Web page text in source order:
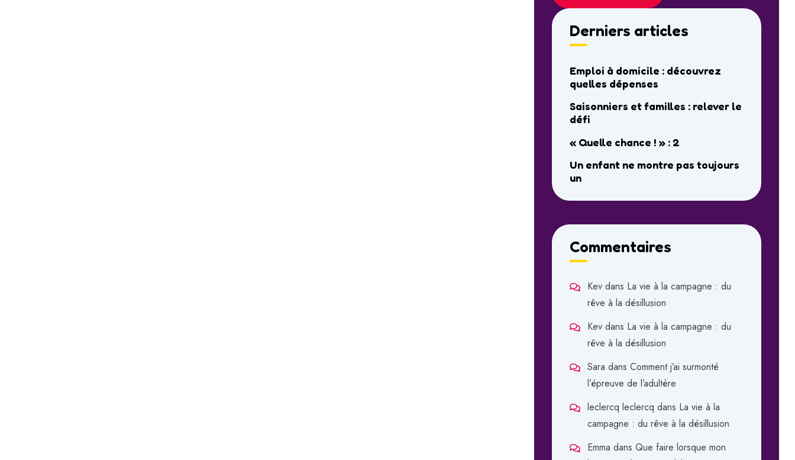
Derniers articles
Emploi à domicile : découvrez
quelles dépenses
Saisonniers et familles : relever le
défi
« Quelle chance ! » : 2
Un enfant ne montre pas toujours
un
Commentaires
Kev dans La vie à la campagne : du
rêve à la désillusion
Kev dans La vie à la campagne : du
rêve à la désillusion
Sara dans Comment j’ai surmonté
l’épreuve de l’adultère
leclercq leclercq dans La vie à la
campagne : du rêve à la désillusion
Emma dans Que faire lorsque mon